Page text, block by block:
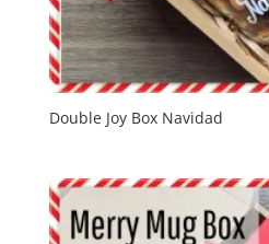
Double Joy Box Navidad